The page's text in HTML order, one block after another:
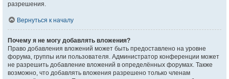
разрешения.
Вернуться к началу
Почему я не могу добавлять вложения?
Право добавления вложений может быть предоставлено на уровне
форума, группы или пользователя. Администратор конференции может
не разрешить добавление вложений в определённых форумах. Также
возможно, что добавлять вложения разрешено только членам